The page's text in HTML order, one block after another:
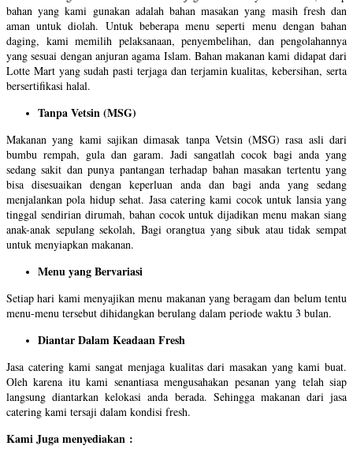
bahan yang kami gunakan adalah bahan masakan yang masih fresh dan
aman untuk diolah. Untuk beberapa menu seperti menu dengan bahan
daging, kami memilih pelaksanaan, penyembelihan, dan pengolahannya
yang sesuai dengan anjuran agama Islam. Bahan makanan kami didapat dari
Lotte Mart yang sudah pasti terjaga dan terjamin kualitas, kebersihan, serta
bersertifikasi halal.
Tanpa Vetsin (MSG)
Makanan yang kami sajikan dimasak tanpa Vetsin (MSG) rasa asli dari
bumbu rempah, gula dan garam. Jadi sangatlah cocok bagi anda yang
sedang sakit dan punya pantangan terhadap bahan masakan tertentu yang
bisa disesuaikan dengan keperluan anda dan bagi anda yang sedang
menjalankan pola hidup sehat. Jasa catering kami cocok untuk lansia yang
tinggal sendirian dirumah, bahan cocok untuk dijadikan menu makan siang
anak-anak sepulang sekolah, Bagi orangtua yang sibuk atau tidak sempat
untuk menyiapkan makanan.
Menu yang Bervariasi
Setiap hari kami menyajikan menu makanan yang beragam dan belum tentu
menu-menu tersebut dihidangkan berulang dalam periode waktu 3 bulan.
Diantar Dalam Keadaan Fresh
Jasa catering kami sangat menjaga kualitas dari masakan yang kami buat.
Oleh karena itu kami senantiasa mengusahakan pesanan yang telah siap
langsung diantarkan kelokasi anda berada. Sehingga makanan dari jasa
catering kami tersaji dalam kondisi fresh.
Kami Juga menyediakan :